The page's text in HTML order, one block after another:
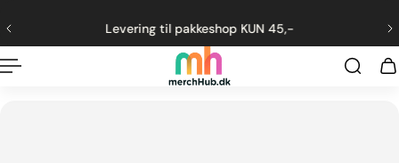
til indhold Levering til pakkeshop KUN 45,-